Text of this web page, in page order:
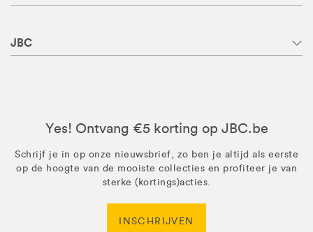
JBC
Yes! Ontvang €5 korting op JBC.be
Schrijf je in op onze nieuwsbrief, zo ben je altijd als eerste
op de hoogte van de mooiste collecties en profiteer je van
sterke (kortings)acties.
INSCHRIJVEN